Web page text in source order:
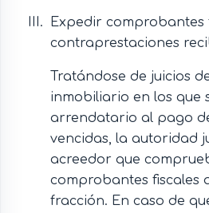
Expedir comprobantes
contraprestaciones
Tratándose de juicios
inmobiliario en los que
arrendatario al pago
vencidas, la autoridad
acreedor que
comprobantes fiscales
fracción. En caso de